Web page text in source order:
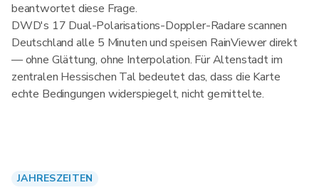
beantwortet diese Frage.
DWD's 17 Dual-Polarisations-Doppler-Radare scannen
Deutschland alle 5 Minuten und speisen RainViewer direkt
— ohne Glättung, ohne Interpolation. Für Altenstadt im
zentralen Hessischen Tal bedeutet das, dass die Karte
echte Bedingungen widerspiegelt, nicht gemittelte.
JAHRESZEITEN